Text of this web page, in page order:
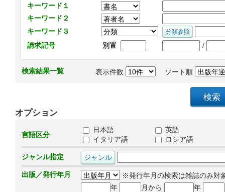
キーワード１
キーワード２
キーワード３
請求記号
別置 /
検索結果一覧 表示件数 ソート順
オプション
言語区分
日本語
英語
イタリア語
ロシア語
ジャンル指定
出版／発行年月
※発行年月の検索は雑誌のみ対
年
月から 年